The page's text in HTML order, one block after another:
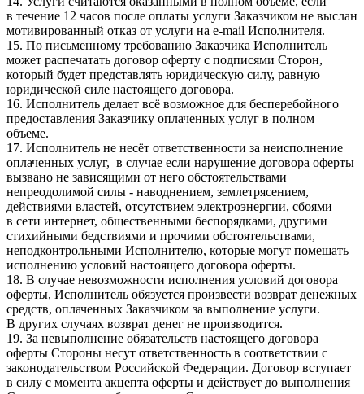
в течение 12 часов после оплаты услуги Заказчиком не выслан
мотивированный отказ от услуги на e-mail Исполнителя.
15. По письменному требованию Заказчика Исполнитель
может распечатать договор оферту с подписями Сторон,
который будет представлять юридическую силу, равную
юридической силе настоящего договора.
16. Исполнитель делает всё возможное для бесперебойного
предоставления Заказчику оплаченных услуг в полном
объеме.
17. Исполнитель не несёт ответственности за неисполнение
оплаченных услуг, в случае если нарушение договора оферты
вызвано не зависящими от него обстоятельствами
непреодолимой силы - наводнением, землетрясением,
действиями властей, отсутствием электроэнергии, сбоями
в сети интернет, общественными беспорядками, другими
стихийными бедствиями и прочими обстоятельствами,
неподконтрольными Исполнителю, которые могут помешать
исполнению условий настоящего договора оферты.
18. В случае невозможности исполнения условий договора
оферты, Исполнитель обязуется произвести возврат денежных
средств, оплаченных Заказчиком за выполнение услуги.
В других случаях возврат денег не производится.
19. За невыполнение обязательств настоящего договора
оферты Стороны несут ответственность в соответствии с
законодательством Российской Федерации. Договор вступает
в силу с момента акцепта оферты и действует до выполнения